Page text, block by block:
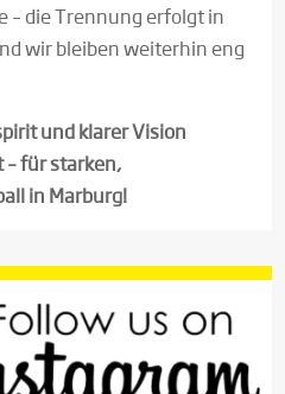
– die Trennung erfolgt in
wir bleiben weiterhin eng
und klarer Vision
für starken,
in Marburg!